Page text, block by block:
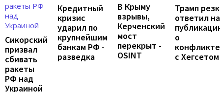
Сикорский
призвал
сбивать
ракеты
РФ над
Украиной
Кредитный
кризис
ударил по
крупнейшим
банкам РФ -
разведка
В Крыму
взрывы,
Керченский
мост
перекрыт -
OSINT
Трамп
ответил на
о
конфликте
с Хегсетом